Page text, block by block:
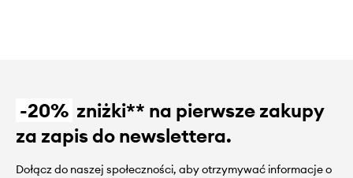
-20% zniżki** na pierwsze zakupy
za zapis do newslettera.
Dołącz do naszej społeczności, aby otrzymywać informacje o